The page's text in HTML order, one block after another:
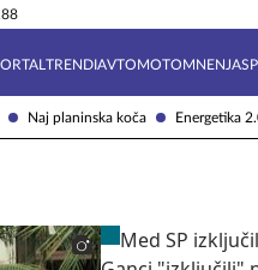
Naj planinska koča Energetika
TRENDIAVTOMOTOMNENJA
Tehnik